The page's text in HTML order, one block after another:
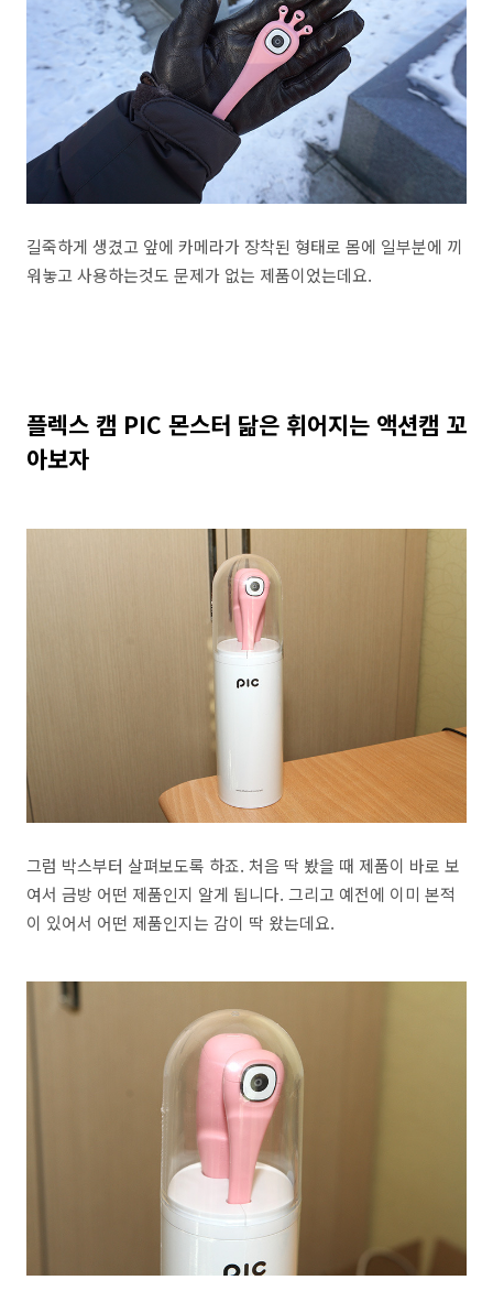
길죽하게 생겼고 앞에 카메라가 장착된 형태로 몸에 일부분에 끼
워놓고 사용하는것도 문제가 없는 제품이었는데요.
플렉스 캠 PIC 몬스터 닮은 휘어지는 액션캠 꼬
아보자
그럼 박스부터 살펴보도록 하죠. 처음 딱 봤을 때 제품이 바로 보
여서 금방 어떤 제품인지 알게 됩니다. 그리고 예전에 이미 본적
이 있어서 어떤 제품인지는 감이 딱 왔는데요.